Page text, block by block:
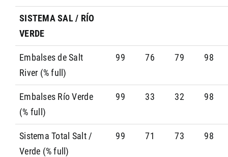
SISTEMA SAL / RÍO
VERDE
Embalses de Salt
River (% full)
99 76 79 98
Embalses Río Verde
(% full)
99 33 32 98
Sistema Total Salt /
Verde (% full)
99 71 73 98